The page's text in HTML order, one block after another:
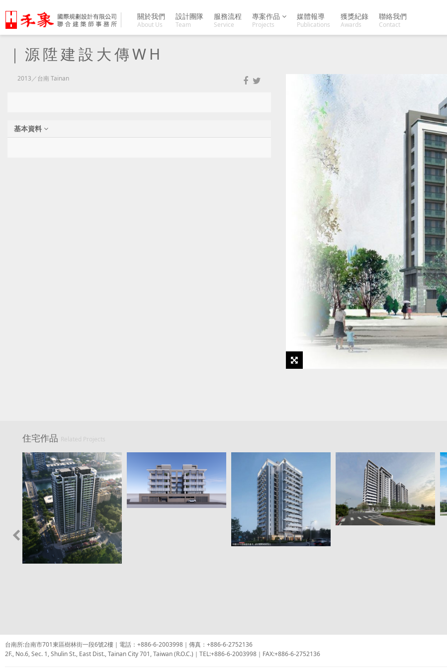
關於我們
About Us
設計團隊
Team
服務流程
Service
專案作品
Projects
媒體報導
Publications
獲獎紀錄
Awards
聯絡我們
Contact
｜源陞建設大傳WH
2013／台南 Tainan
基本資料
住宅作品 Related Projects
台南所:台南市701東區樹林街一段6號2樓｜電話：+886-6-2003998｜傳真：+886-6-2752136
2F., No.6, Sec. 1, Shulin St., East Dist., Tainan City 701, Taiwan (R.O.C.)｜TEL:+886-6-2003998｜FAX:+886-6-2752136